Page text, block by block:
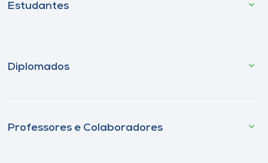
Estudantes
Diplomados
Professores e Colaboradores